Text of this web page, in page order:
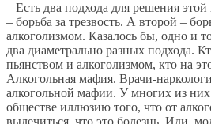
– Есть два подхода для решения
– борьба за трезвость. А второй –
алкоголизмом. Казалось бы, одно и
два диаметрально разных подхода.
пьянством и алкоголизмом, кто на
Алкогольная мафия. Врачи-
алкогольной мафии. У многих из них
обществе иллюзию того, что от